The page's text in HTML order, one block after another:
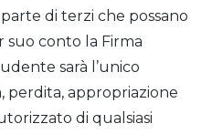
parte di terzi che possano
suo conto la Firma
sarà l’unico
perdita, appropriazione
di qualsiasi